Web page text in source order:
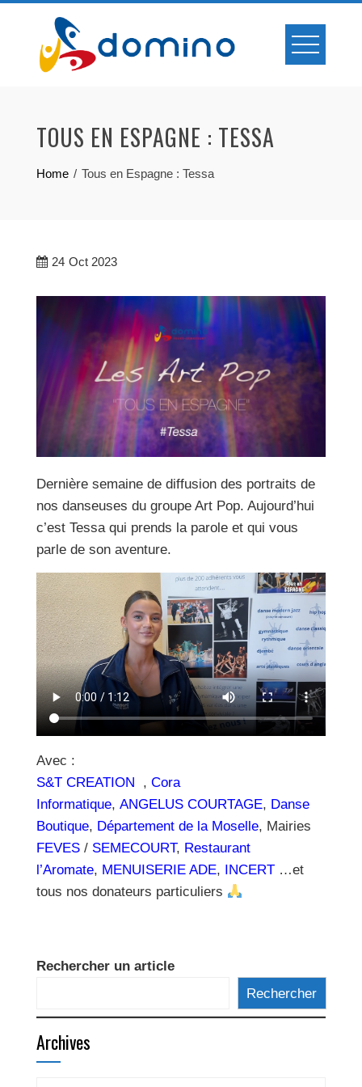
content
TOUS EN ESPAGNE : TESSA
Home Tous en Espagne : Tessa
24 Oct 2023
Dernière semaine de diffusion des portraits de
nos danseuses du groupe Art Pop. Aujourd’hui
c’est Tessa qui prends la parole et qui vous
parle de son aventure.
Avec :
S&T CREATION
, Cora
Informatique, ANGELUS COURTAGE, Danse
Boutique, Département de la Moselle, Mairies
FEVES/ SEMECOURT, Restaurant
l’Aromate, MENUISERIE ADE, INCERT…et
tous nos donateurs particuliers
Rechercher un article
Rechercher
Archives